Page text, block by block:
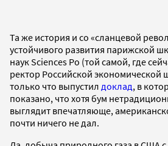
Та же история и со «сланцевой
устойчивого развития парижской
наук Sciences Po (той самой, где
ректор Российской экономической
только что выпустил доклад, в
показано, что хотя бум
выглядит впечатляюще,
почти ничего не дал.